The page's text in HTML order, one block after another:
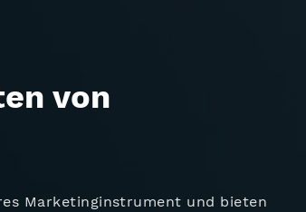
von
Marketinginstrument und bieten